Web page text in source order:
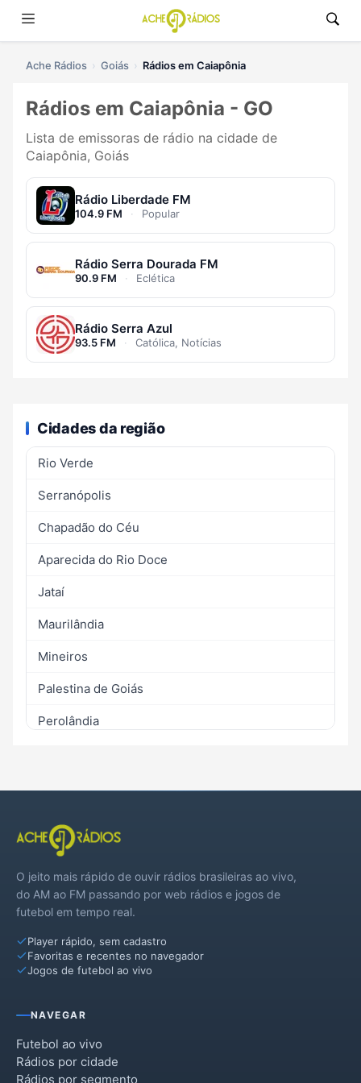
Ache Rádios Goiás Rádios em Caiapônia
Rádios em Caiapônia - GO
Lista de emissoras de rádio na cidade de
Caiapônia, Goiás
Rádio Liberdade FM
104.9 FM · Popular
Rádio Serra Dourada FM
90.9 FM · Eclética
Rádio Serra Azul
93.5 FM · Católica, Notícias
Cidades da região
Rio Verde
Serranópolis
Chapadão do Céu
Aparecida do Rio Doce
Jataí
Maurilândia
Mineiros
Palestina de Goiás
Perolândia
Santo Antônio da Barra
O jeito mais rápido de ouvir rádios brasileiras ao vivo,
do AM ao FM passando por web rádios e jogos de
futebol em tempo real.
Player rápido, sem cadastro
Favoritas e recentes no navegador
Jogos de futebol ao vivo
NAVEGAR
Futebol ao vivo
Rádios por cidade
Rádios por segmento